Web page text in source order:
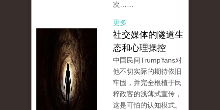
次……
更多
社交媒体的隧道生
态和心理操控
中国民间Trump’fans对
他不切实际的期待依旧
牢固，并完全根植于民
粹政客的浅薄式宣传，
这是可怕的认知模式。